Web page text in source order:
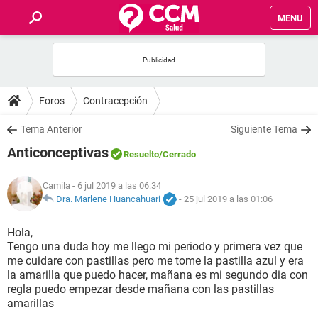
MENU
FOROS
SALUD
NUTRICIÓN
BIENESTAR
SEXUALIDAD
GLOSARIO
Foros Contracepción
Tema Anterior Siguiente Tema
Anticonceptivas Resuelto/Cerrado
Camila - 6 jul 2019 a las 06:34
Dra. Marlene Huancahuari
- 25 jul 2019 a las 01:06
Hola,
Tengo una duda hoy me llego mi periodo y primera vez que
me cuidare con pastillas pero me tome la pastilla azul y era
la amarilla que puedo hacer, mañana es mi segundo dia con
regla puedo empezar desde mañana con las pastillas
amarillas